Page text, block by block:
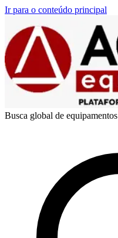
Ir para o conteúdo principal
Busca global de equipamentos